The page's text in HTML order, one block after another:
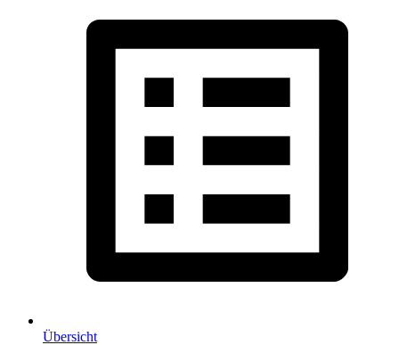
Übersicht